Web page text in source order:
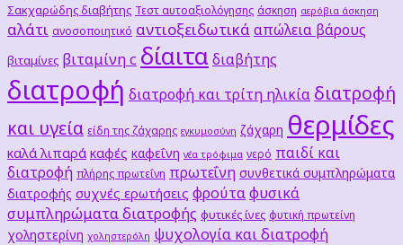
Σακχαρώδης διαβήτης Τεστ αυτοαξιολόγησης άσκηση αερόβια άσκηση
αλάτι ανοσοποιητικό αντιοξειδωτικά απώλεια βάρους
βιταμίνες βιταμίνη c δίαιτα διαβήτης
διατροφή διατροφή και τρίτη ηλικία διατροφή
και υγεία είδη της ζάχαρης εγκυμοσύνη ζάχαρη θερμίδες
καλά λιπαρά καφές καφεΐνη νέα τρόφιμα νερό παιδί και
διατροφή πλήρης πρωτεΐνη πρωτεΐνη συνθετικά συμπληρώματα
διατροφής συχνές ερωτήσεις φρούταφυσικά
συμπληρώματα διατροφής φυτικές ίνες φυτική πρωτείνη
χοληστερίνη χοληστερόλη ψυχολογία και διατροφή